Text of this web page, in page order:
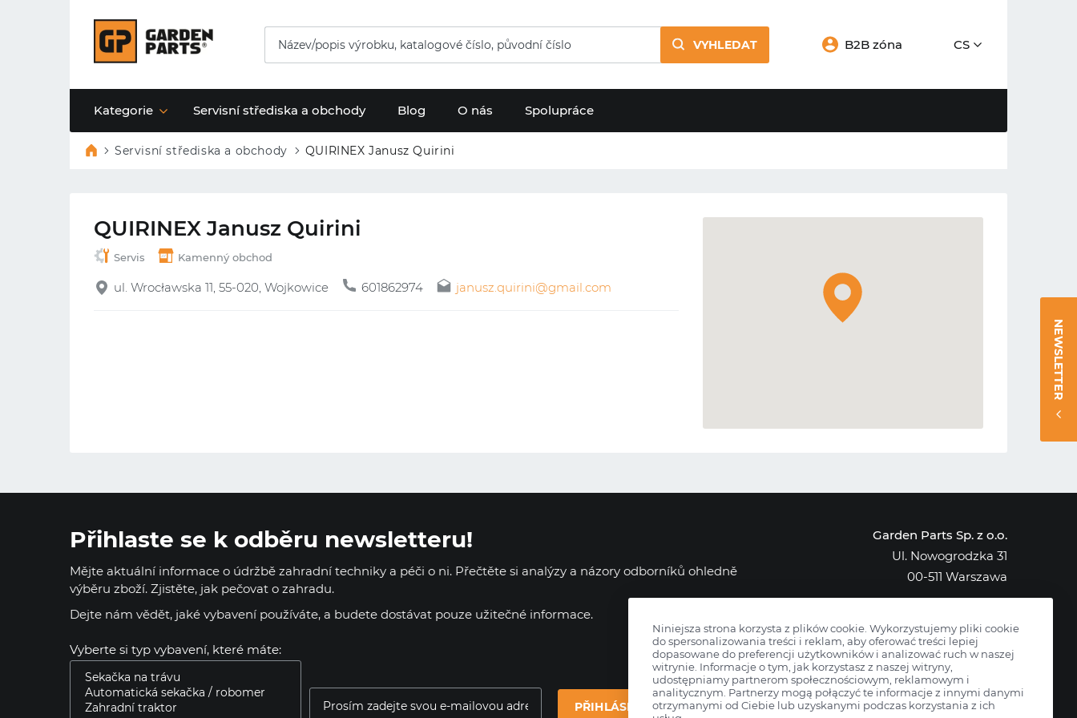
VYHLEDAT B2B zóna CS
Kategorie Servisní střediska a obchody Blog O nás Spolupráce
Servisní střediska a obchody QUIRINEX Janusz Quirini
QUIRINEX Janusz Quirini
Servis Kamenný obchod
ul. Wrocławska 11, 55-020, Wojkowice 601862974 janusz.quirini@gmail.com
NEWSLETTER
Přihlaste se k odběru newsletteru!
Mějte aktuální informace o údržbě zahradní techniky a péči o ni. Přečtěte si analýzy a názory odborníků ohledně
výběru zboží. Zjistěte, jak pečovat o zahradu.
Dejte nám vědět, jaké vybavení používáte, a budete dostávat pouze užitečné informace.
Vyberte si typ vybavení, které máte:
PŘIHLÁSIT SE
Garden Parts Sp. z o.o.
Ul. Nowogrodzka 31
00-511 Warszawa
KRS: 0000431421
Niniejsza strona korzysta z plików cookie. Wykorzystujemy pliki cookie
do spersonalizowania treści i reklam, aby oferować treści lepiej
dopasowane do preferencji użytkowników i analizować ruch w naszej
witrynie. Informacje o tym, jak korzystasz z naszej witryny,
udostępniamy partnerom społecznościowym, reklamowym i
analitycznym. Partnerzy mogą połączyć te informacje z innymi danymi
otrzymanymi od Ciebie lub uzyskanymi podczas korzystania z ich